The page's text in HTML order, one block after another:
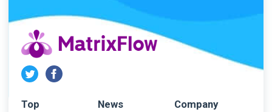
Top News Company